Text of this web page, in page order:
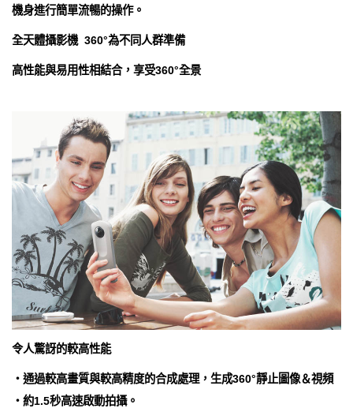
機身進行簡單流暢的操作。
全天體攝影機 360°為不同人群準備
高性能與易用性相結合，享受360°全景
令人驚訝的較高性能
・通過較高畫質與較高精度的合成處理，生成360°靜止圖像＆視頻
・約1.5秒高速啟動拍攝。